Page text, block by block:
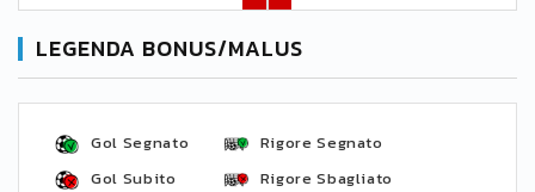
LEGENDA BONUS/MALUS
Gol Segnato
Gol Subito
Rigore Segnato
Rigore Sbagliato